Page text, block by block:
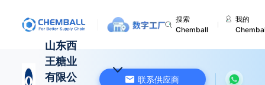
搜索
Chemball
我的
山东西
王糖业
有限公
联系供应商